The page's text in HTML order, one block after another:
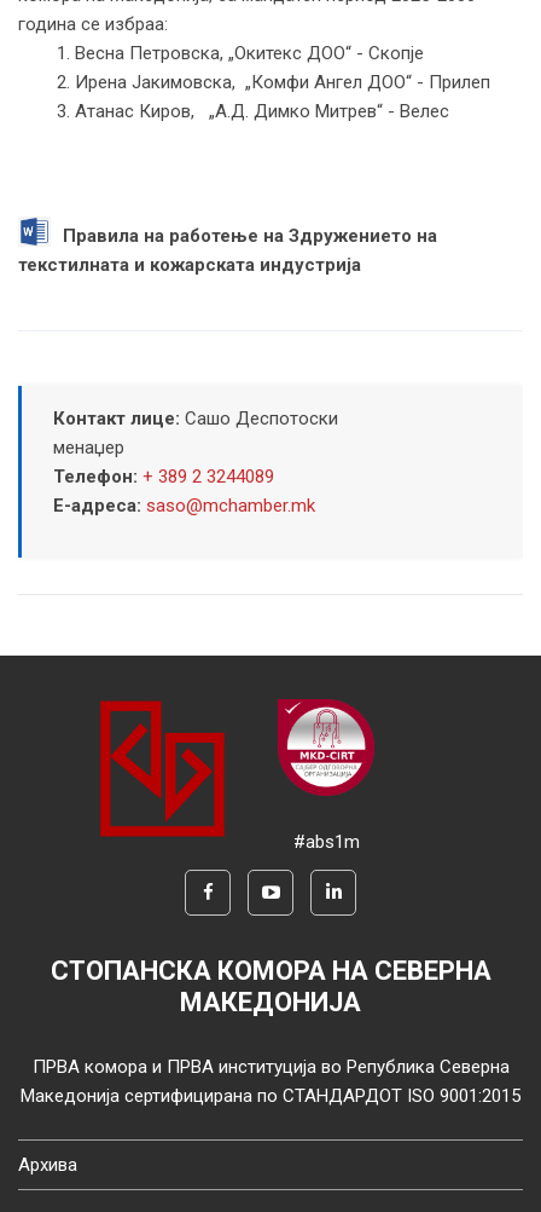
година се избраa:
1. Весна Петровска, „Окитекс ДОО“ - Скопје
2. Ирена Јакимовска, „Комфи Ангел ДОО“ - Прилеп
3. Атанас Киров, „A.Д. Димко Митрев“ - Велес
Правила на работење на Здружението на
текстилната и кожарската индустрија
Контакт лице: Сашо Деспотоски
менаџер
Телефон: + 389 2 3244089
Е-адреса: saso@mchamber.mk
#abs1m
СТОПАНСКА КОМОРА НА СЕВЕРНА
МАКЕДОНИЈА
ПРВА комора и ПРВА институција во Република Северна
Македонија сертифицирана по СТАНДАРДОТ ISO 9001:2015
Архива